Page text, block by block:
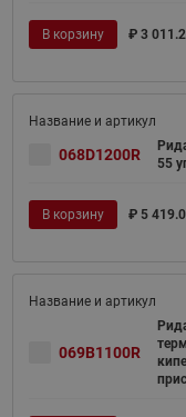
В корзину ₽ 3
068D1200R
55
В корзину ₽ 5
069B1100R